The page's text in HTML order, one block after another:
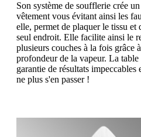
Son système de soufflerie crée
vêtement vous évitant ainsi les
elle, permet de plaquer le tissu et
seul endroit. Elle facilite ainsi le
plusieurs couches à la fois grâce
profondeur de la vapeur. La table
garantie de résultats impeccables
ne plus s'en passer !